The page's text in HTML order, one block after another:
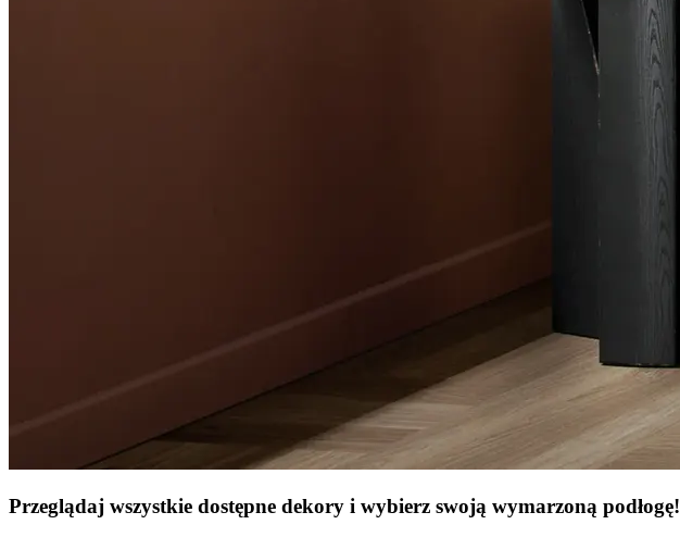
Przeglądaj wszystkie dostępne dekory i wybierz swoją wymarzoną podłogę!